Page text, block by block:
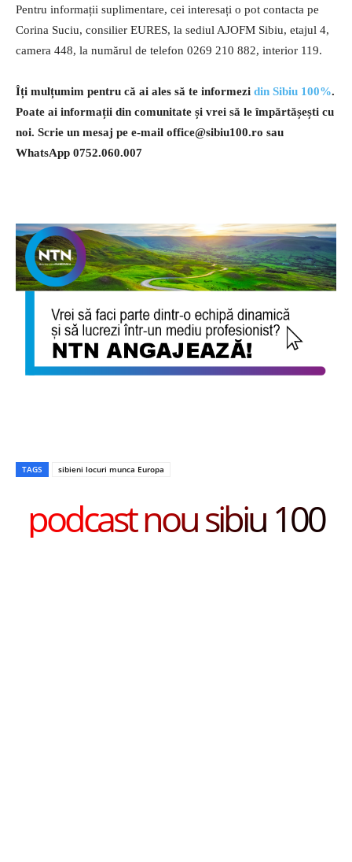
Pentru informații suplimentare, cei interesați o pot contacta pe
Corina Suciu, consilier EURES, la sediul AJOFM Sibiu, etajul 4,
camera 448, la numărul de telefon 0269 210 882, interior 119.
Îți mulțumim pentru că ai ales să te informezi din Sibiu 100%.
Poate ai informații din comunitate și vrei să le împărtășești cu
noi. Scrie un mesaj pe e-mail office@sibiu100.ro sau
WhatsApp 0752.060.007
TAGS sibieni locuri munca Europa
podcast nou sibiu 100